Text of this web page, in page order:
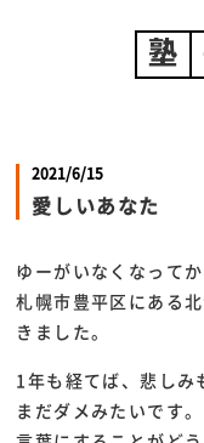
塾
2021/6/15
愛しいあなた
ゆーがいなくなってか
札幌市豊平区にある
きました。
1年も経てば、悲し
まだダメみたいです。